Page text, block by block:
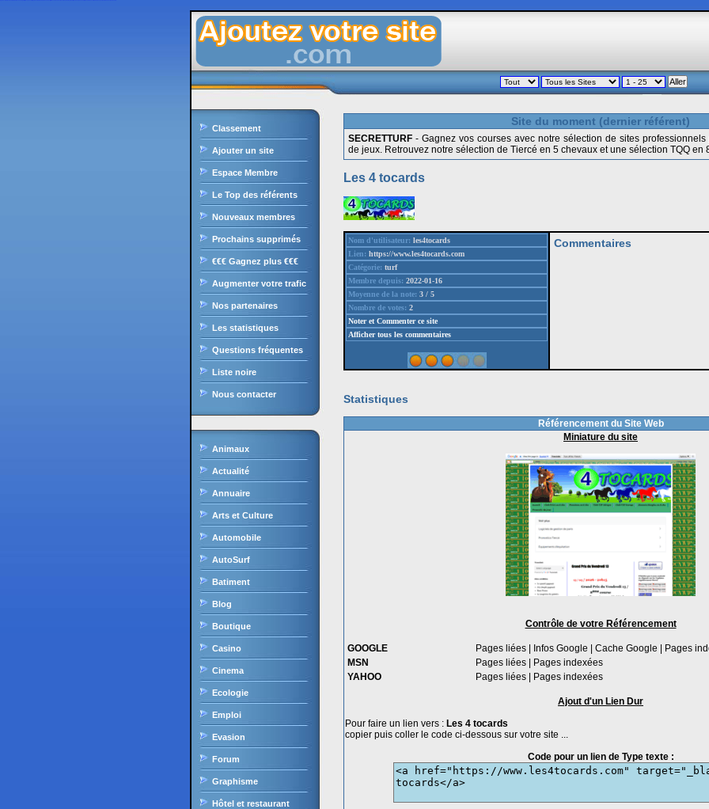
Classement
Ajouter un site
Espace Membre
Le Top des référents
Nouveaux membres
Prochains supprimés
€€€ Gagnez plus €€€
Augmenter votre trafic
Nos partenaires
Les statistiques
Questions fréquentes
Liste noire
Nous contacter
Animaux
Actualité
Annuaire
Arts et Culture
Automobile
AutoSurf
Batiment
Blog
Boutique
Casino
Cinema
Ecologie
Emploi
Evasion
Forum
Graphisme
Hôtel et restaurant
Site du moment (dernier référent)
SECRETTURF - Gagnez vos courses avec notre sélection de sites
de jeux. Retrouvez notre sélection de Tiercé en 5 chevaux et une sélection TQQ en
Les 4 tocards
Nom d'utilisateur: les4tocards
Lien: https://www.les4tocards.com
Catégorie: turf
Membre depuis: 2022-01-16
Moyenne de la note: 3 / 5
Nombre de votes: 2
Noter et Commenter ce site
Afficher tous les commentaires
Commentaires
Statistiques
Référencement du Site Web
Miniature du site
Contrôle de votre Référencement
GOOGLE Pages liées Infos Google Cache Google
Pages
MSN
Pages liées
Pages indexées
YAHOO
Pages liées Pages indexées
Ajout d'un Lien Dur
Pour faire un lien vers : Les 4 tocards
copier puis coller le code ci-dessous sur votre site ...
Code pour un lien de Type texte :